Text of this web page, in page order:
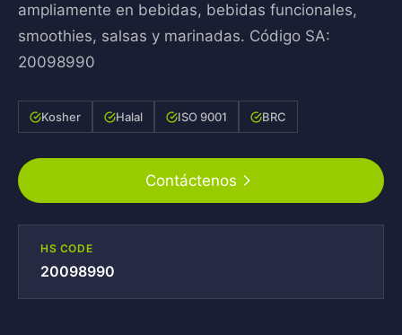
ampliamente en bebidas, bebidas funcionales,
smoothies, salsas y marinadas. Código SA:
20098990
Kosher Halal ISO 9001 BRC
Contáctenos
HS CODE
20098990